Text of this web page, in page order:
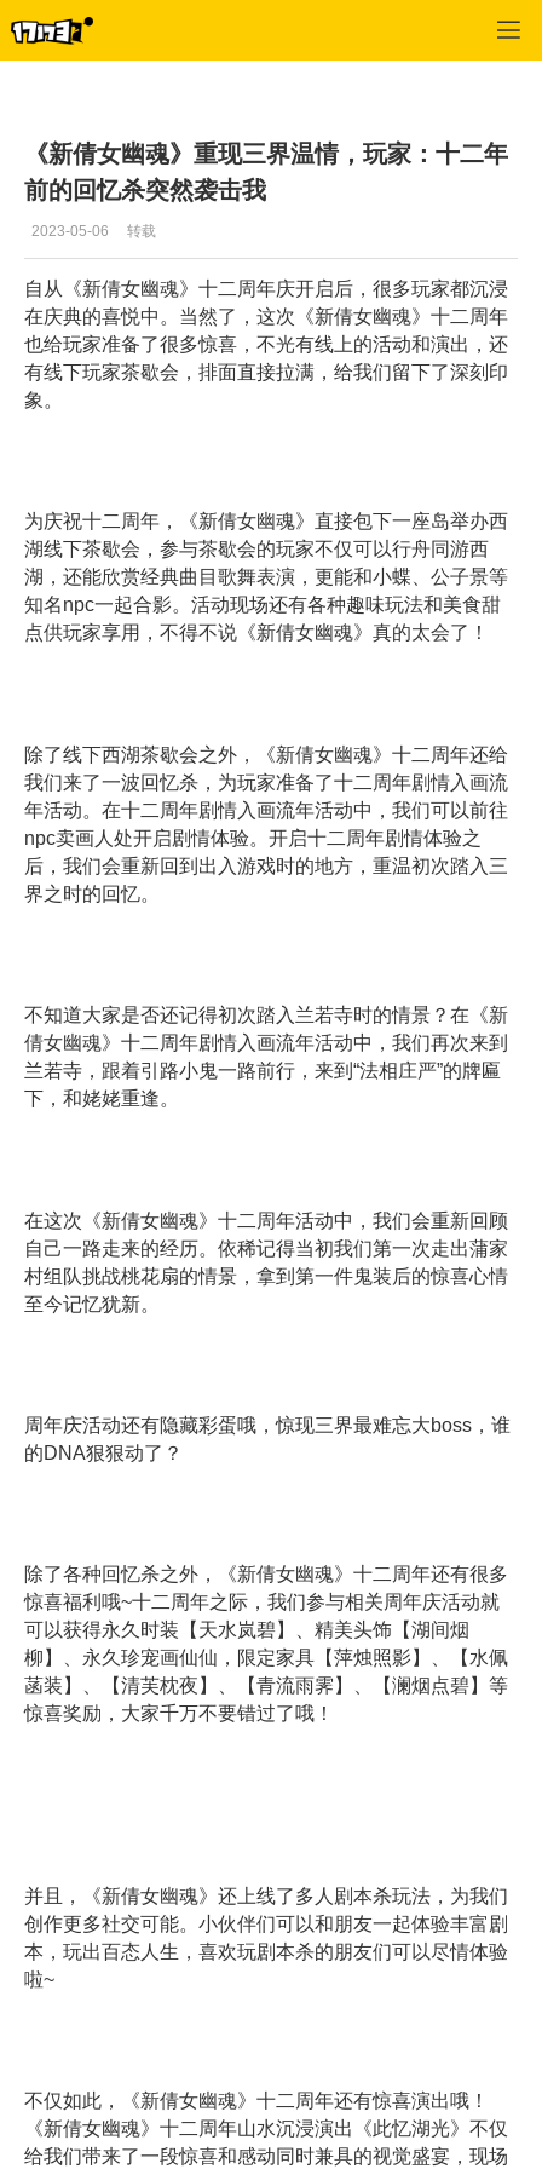
《新倩女幽魂》重现三界温情，玩家：十二年
前的回忆杀突然袭击我
2023-05-06 转载
自从《新倩女幽魂》十二周年庆开启后，很多玩家都沉浸
在庆典的喜悦中。当然了，这次《新倩女幽魂》十二周年
也给玩家准备了很多惊喜，不光有线上的活动和演出，还
有线下玩家茶歇会，排面直接拉满，给我们留下了深刻印
象。
为庆祝十二周年，《新倩女幽魂》直接包下一座岛举办西
湖线下茶歇会，参与茶歇会的玩家不仅可以行舟同游西
湖，还能欣赏经典曲目歌舞表演，更能和小蝶、公子景等
知名npc一起合影。活动现场还有各种趣味玩法和美食甜
点供玩家享用，不得不说《新倩女幽魂》真的太会了！
除了线下西湖茶歇会之外，《新倩女幽魂》十二周年还给
我们来了一波回忆杀，为玩家准备了十二周年剧情入画流
年活动。在十二周年剧情入画流年活动中，我们可以前往
npc卖画人处开启剧情体验。开启十二周年剧情体验之
后，我们会重新回到出入游戏时的地方，重温初次踏入三
界之时的回忆。
不知道大家是否还记得初次踏入兰若寺时的情景？在《新
倩女幽魂》十二周年剧情入画流年活动中，我们再次来到
兰若寺，跟着引路小鬼一路前行，来到“法相庄严”的牌匾
下，和姥姥重逢。
在这次《新倩女幽魂》十二周年活动中，我们会重新回顾
自己一路走来的经历。依稀记得当初我们第一次走出蒲家
村组队挑战桃花扇的情景，拿到第一件鬼装后的惊喜心情
至今记忆犹新。
周年庆活动还有隐藏彩蛋哦，惊现三界最难忘大boss，谁
的DNA狠狠动了？
除了各种回忆杀之外，《新倩女幽魂》十二周年还有很多
惊喜福利哦~十二周年之际，我们参与相关周年庆活动就
可以获得永久时装【天水岚碧】、精美头饰【湖间烟
柳】、永久珍宠画仙仙，限定家具【萍烛照影】、【水佩
菡装】、【清芙枕夜】、【青流雨霁】、【澜烟点碧】等
惊喜奖励，大家千万不要错过了哦！
并且，《新倩女幽魂》还上线了多人剧本杀玩法，为我们
创作更多社交可能。小伙伴们可以和朋友一起体验丰富剧
本，玩出百态人生，喜欢玩剧本杀的朋友们可以尽情体验
啦~
不仅如此，《新倩女幽魂》十二周年还有惊喜演出哦！
《新倩女幽魂》十二周年山水沉浸演出《此忆湖光》不仅
给我们带来了一段惊喜和感动同时兼具的视觉盛宴，现场